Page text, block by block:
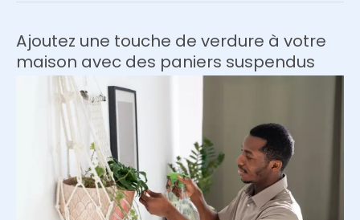
have
pour
une
Ajoutez une touche de verdure à votre
maison avec des paniers suspendus